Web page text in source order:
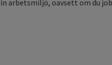
arbetsmiljö, oavsett om du